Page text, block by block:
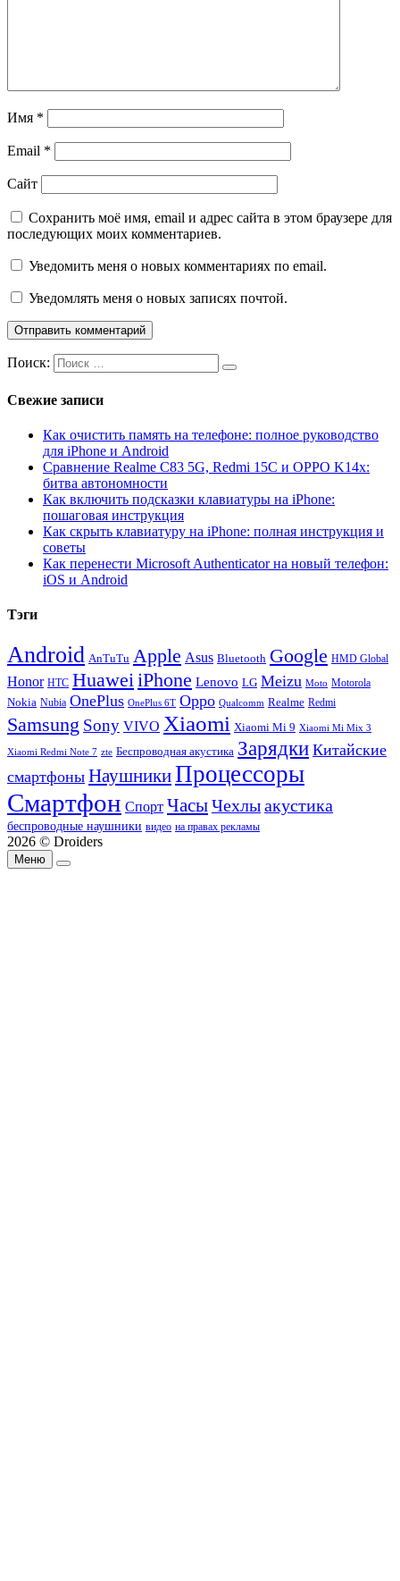
Имя *
Email *
Сайт
Сохранить моё имя, email и адрес сайта в этом браузере для
последующих моих комментариев.
Уведомить меня о новых комментариях по email.
Уведомлять меня о новых записях почтой.
Поиск:
Свежие записи
Как очистить память на телефоне: полное руководство
для iPhone и Android
Сравнение Realme C83 5G, Redmi 15C и OPPO K14x:
битва автономности
Как включить подсказки клавиатуры на iPhone:
пошаговая инструкция
Как скрыть клавиатуру на iPhone: полная инструкция и
советы
Как перенести Microsoft Authenticator на новый телефон:
iOS и Android
Тэги
Android AnTuTu Apple Asus Bluetooth Google HMD Global
Honor HTC HuaweiiPhone Lenovo LG Meizu Moto Motorola
Nokia Nubia OnePlus OnePlus 6T Oppo Qualcomm Realme Redmi
Samsung Sony VIVO Xiaomi Xiaomi Mi 9 Xiaomi Mi Mix 3
Xiaomi Redmi Note 7 zte Беспроводная акустика Зарядки Китайские
смартфоны НаушникиПроцессоры
Смартфон Спорт ЧасыЧехлыакустика
беспроводные наушники видео на правах рекламы
2026 © Droiders
Меню